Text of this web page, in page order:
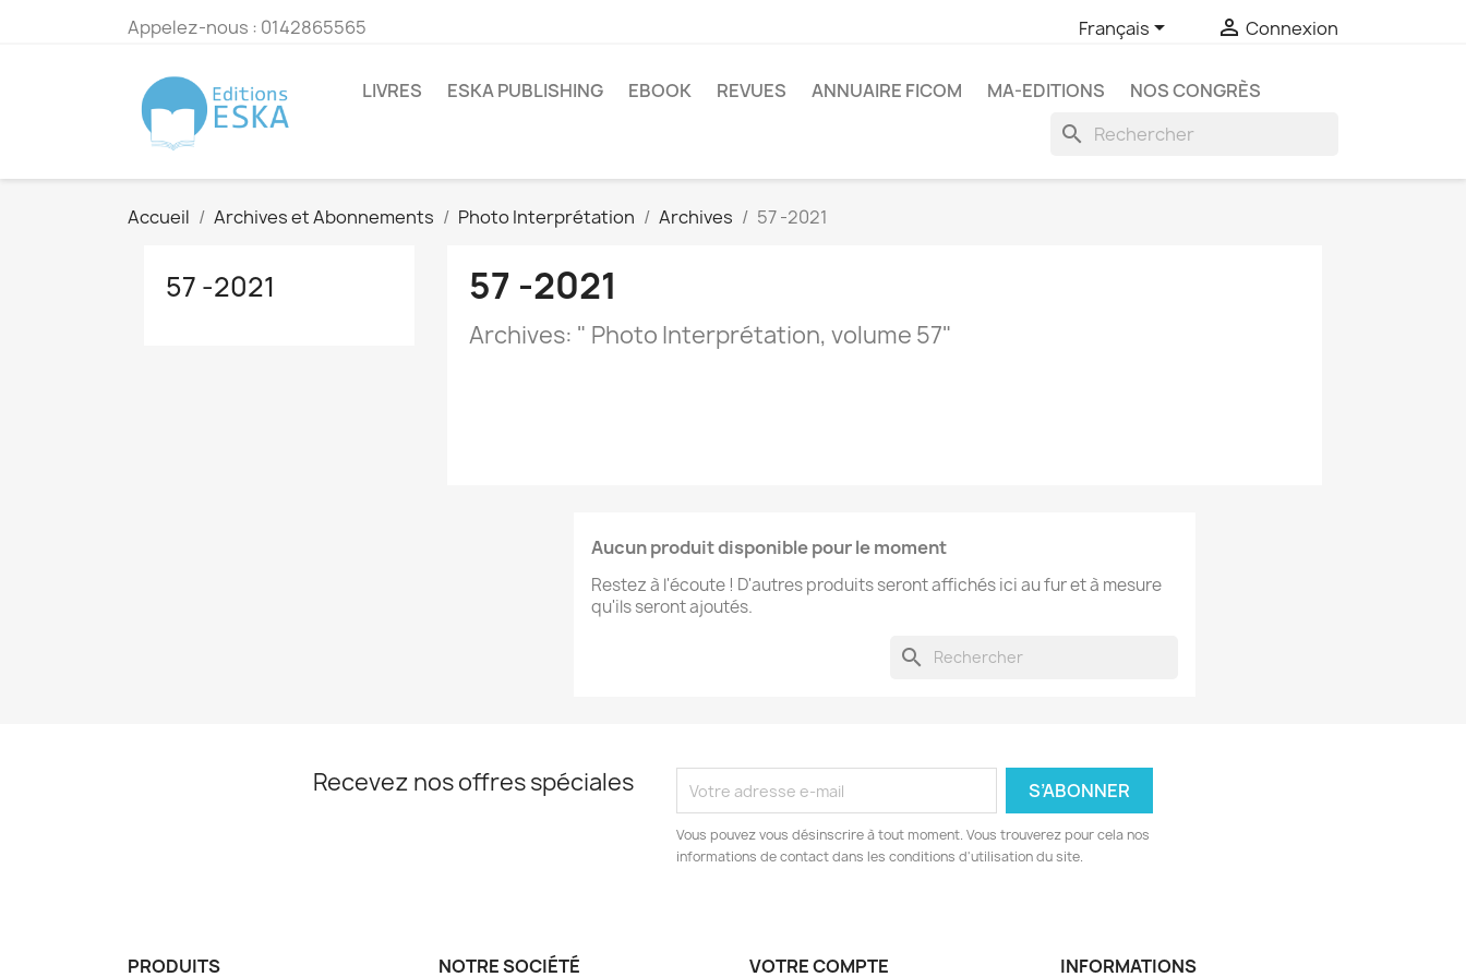
Appelez-nous : 0142865565 Français  Connexion
LIVRES ESKA PUBLISHING EBOOK REVUES ANNUAIRE FICOM MA-EDITIONS NOS CONGRÈS
search
Accueil Archives et Abonnements Photo Interprétation Archives 57 -2021
57 -2021 57 -2021
Archives: " Photo Interprétation, volume 57"
Aucun produit disponible pour le moment
Restez à l'écoute ! D'autres produits seront affichés ici au fur et à mesure
qu'ils seront ajoutés.
search
Recevez nos offres spéciales
Vous pouvez vous désinscrire à tout moment. Vous trouverez pour cela nos
informations de contact dans les conditions d'utilisation du site.
PRODUITS NOTRE SOCIÉTÉ VOTRE COMPTE INFORMATIONS